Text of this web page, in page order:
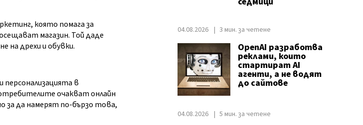
която помага за
магазин. Той даде
на дрехи и обувки.
персонализацията в
очакват онлайн
за да намерят по-бързо това,
04.08.2026 3 мин. за четене
OpenAI разработва
реклами, които
стартират AI
агенти, а не водят
до сайтове
04.08.2026 5 мин. за четене